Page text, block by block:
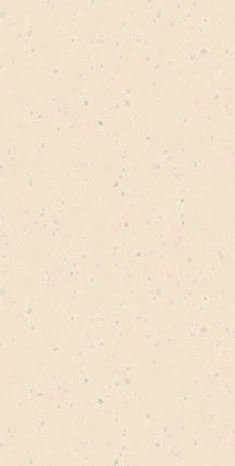
Там, где живёт небо filter
чувства filter
filter
Высокие вибрации filter
filter
Calm filter
адресата filter
адресата filter
filter
filter